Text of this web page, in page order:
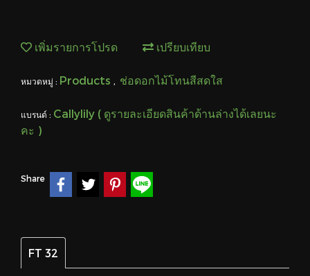
เพิ่มรายการโปรด เปรียบเทียบ
หมวดหมู่ : Products , ช่อดอกไม้โทนสีสดใส
แบรนด์ : Callylily ( ดูรายละเอียดสินค้าด้านล่างได้เลยนะ
คะ )
Share
FT 32